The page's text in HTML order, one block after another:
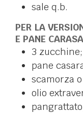
sale q.b.
PER LA
E PANE
3 zucchine;
pane
scamorza
olio